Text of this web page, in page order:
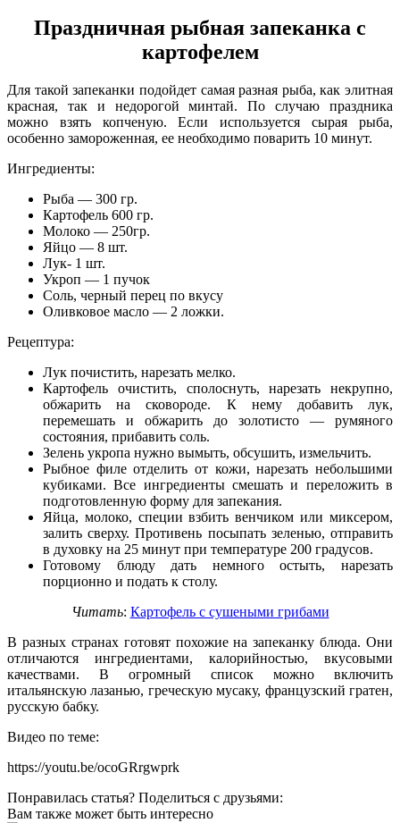
Праздничная рыбная запеканка с
картофелем
Для такой запеканки подойдет самая разная рыба, как элитная
красная, так и недорогой минтай. По случаю праздника
можно взять копченую. Если используется сырая рыба,
особенно замороженная, ее необходимо поварить 10 минут.
Ингредиенты:
Рыба — 300 гр.
Картофель 600 гр.
Молоко — 250гр.
Яйцо — 8 шт.
Лук- 1 шт.
Укроп — 1 пучок
Соль, черный перец по вкусу
Оливковое масло — 2 ложки.
Рецептура:
Лук почистить, нарезать мелко.
Картофель очистить, сполоснуть, нарезать некрупно,
обжарить на сковороде. К нему добавить лук,
перемешать и обжарить до золотисто — румяного
состояния, прибавить соль.
Зелень укропа нужно вымыть, обсушить, измельчить.
Рыбное филе отделить от кожи, нарезать небольшими
кубиками. Все ингредиенты смешать и переложить в
подготовленную форму для запекания.
Яйца, молоко, специи взбить венчиком или миксером,
залить сверху. Противень посыпать зеленью, отправить
в духовку на 25 минут при температуре 200 градусов.
Готовому блюду дать немного остыть, нарезать
порционно и подать к столу.
Читать: Картофель с сушеными грибами
В разных странах готовят похожие на запеканку блюда. Они
отличаются ингредиентами, калорийностью, вкусовыми
качествами. В огромный список можно включить
итальянскую лазанью, греческую мусаку, французский гратен,
русскую бабку.
Видео по теме:
https://youtu.be/ocoGRrgwprk
Понравилась статья? Поделиться с друзьями:
Вам также может быть интересно